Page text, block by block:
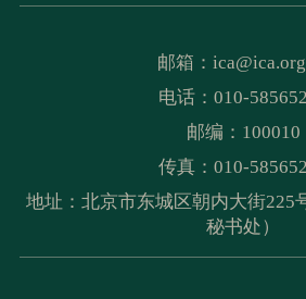
邮箱：
电话：010-
邮编：100010
传真：010-
地址：北京市东城区朝内大街225
秘书处）